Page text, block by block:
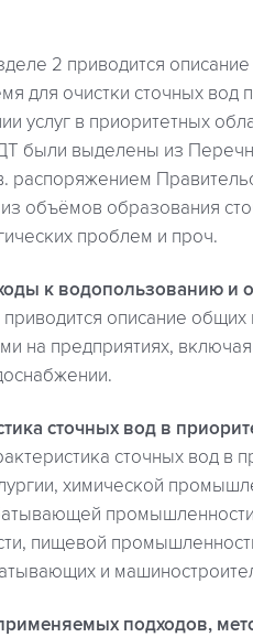
2 приводится
для очистки сточных вод
услуг в приоритетных
были выделены из
распоряжением
из объёмов образования
проблем и проч.
к водопользованию и
приводится описание
на предприятиях,
сточных вод в
сточных вод
химической
пищевой
и
подходов,